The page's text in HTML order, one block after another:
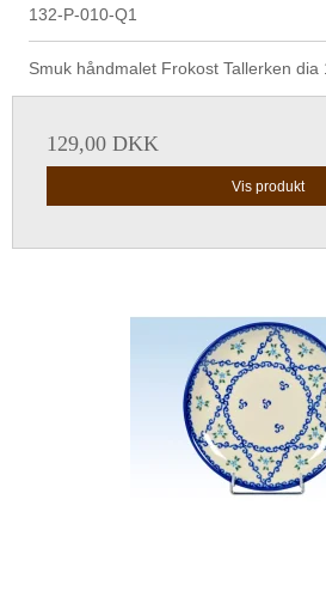
132-P-010-Q1
Smuk håndmalet Frokost Tallerken dia
129,00 DKK
Vis produkt